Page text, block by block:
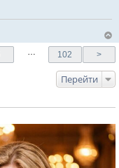
… 102 >
Перейти